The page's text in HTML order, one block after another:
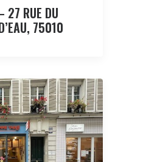
27 RUE DU
75010